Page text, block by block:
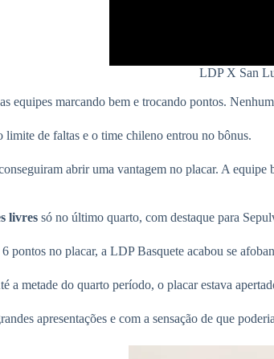
LDP X San
equipes marcando bem e trocando pontos.
de faltas e o time chileno entrou no bônus.
abrir uma vantagem no placar. A equipe
livres só no último quarto, com destaque para
pontos no placar, a LDP Basquete acabou se
a metade do quarto período, o placar estava
apresentações e com a sensação de que